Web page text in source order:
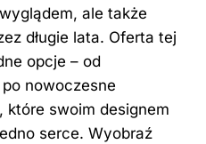
ale także
długie lata. Oferta tej
opcje – od
nowoczesne
które swoim designem
serce. Wyobraź